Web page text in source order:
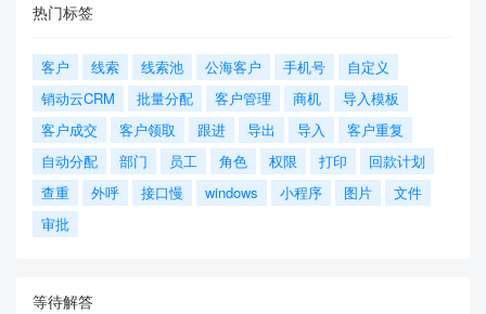
热门标签
客户 线索 线索池 公海客户 手机号
自定义
销动云CRM
批量分配 客户管理 商机
导入模板
客户成交
客户领取 跟进 导出 导入
客户重复
自动分配
部门 员工 角色 权限 打印
回款计划
查重
外呼 接口慢 windows 小程序 图片
文件
审批
等待解答